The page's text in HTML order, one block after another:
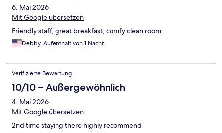
6. Mai 2026
Mit Google übersetzen
Friendly staff, great breakfast, comfy clean room
Debby, Aufenthalt von 1 Nacht
Verifizierte Bewertung
10/10 – Außergewöhnlich
4. Mai 2026
Mit Google übersetzen
2nd time staying there highly recommend